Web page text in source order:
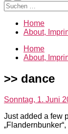
Mobile-
Menü
Suchfeld
ein-/ausblenden
Suchen
nach:
Home
About,
Home
About,
>> dance
Sonntag, 1. Juni
Just added a few